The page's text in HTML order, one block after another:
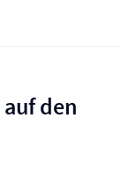
auf den